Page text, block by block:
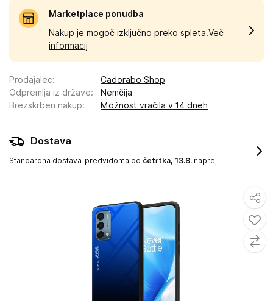
Marketplace ponudba
Nakup je mogoč izključno preko spleta.Več
informacij
Prodajalec:
Cadorabo Shop
Odpremlja iz države:
Nemčija
Brezskrben nakup: Možnost vračila v 14 dneh
Dostava
Standardna dostava predvidoma od četrtka, 13.8. naprej